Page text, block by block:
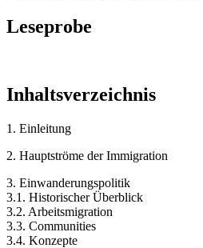
Leseprobe
Inhaltsverzeichnis
1. Einleitung
2. Hauptströme der Immigration
3. Einwanderungspolitik
3.1. Historischer Überblick
3.2. Arbeitsmigration
3.3. Communities
3.4. Konzepte